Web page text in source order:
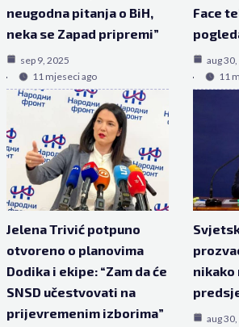
neugodna pitanja o BiH,
neka se Zapad pripremi”
sep 9, 2025
11 mjeseci ago
Face
aug
11
Jelena Trivić potpuno
otvoreno o planovima
Dodika i ekipe: “Zam da će
SNSD učestvovati na
prijevremenim izborima”
nikako
aug